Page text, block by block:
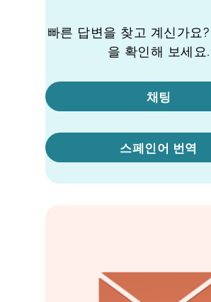
빠른 답변을 찾고 계신가요
을 확인해 보세요.
채팅
스페인어 번역